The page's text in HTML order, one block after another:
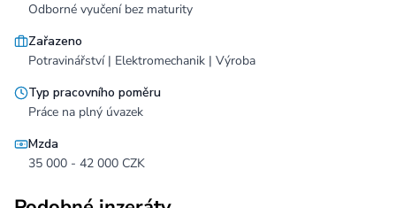
Odborné vyučení bez maturity
Zařazeno
Potravinářství | Elektromechanik | Výroba
Typ pracovního poměru
Práce na plný úvazek
Mzda
35 000 - 42 000 CZK